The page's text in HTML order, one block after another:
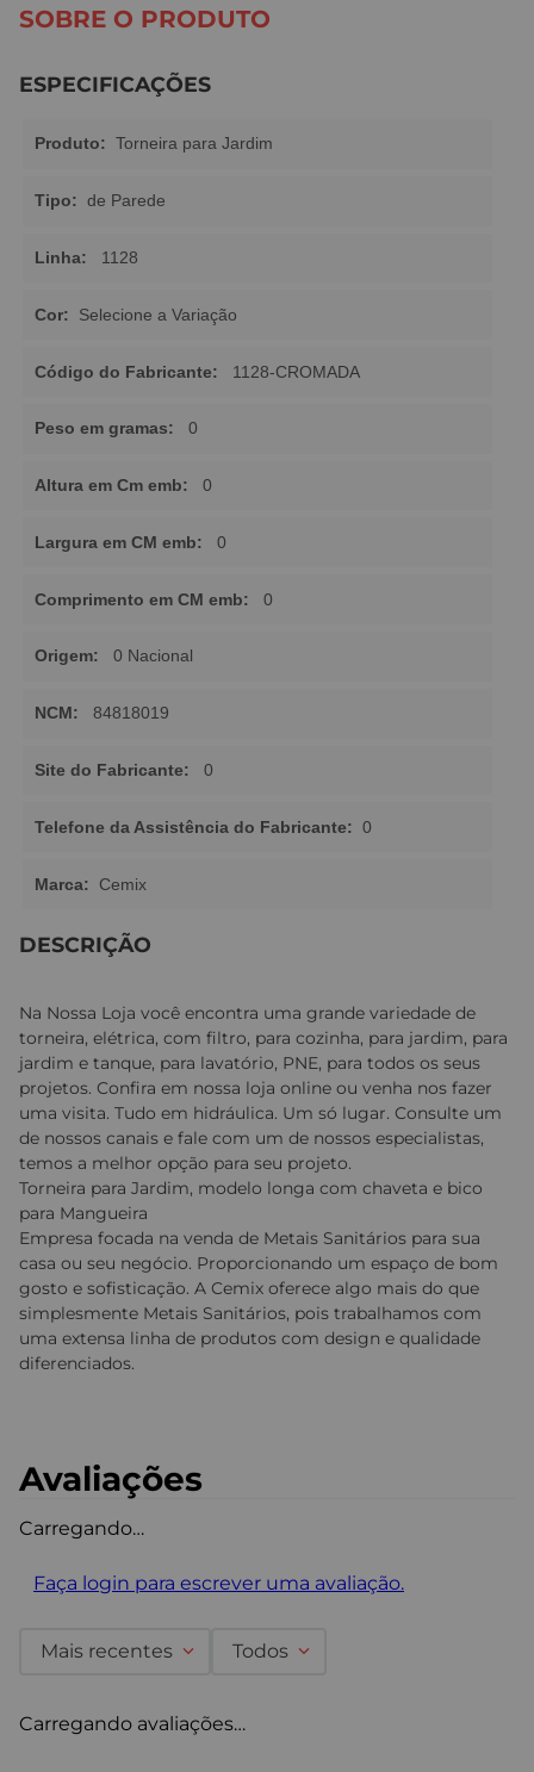
SOBRE O PRODUTO
ESPECIFICAÇÕES
Produto: Torneira para Jardim
Tipo: de Parede
Linha: 1128
Cor: Selecione a Variação
Código do Fabricante: 1128-CROMADA
Peso em gramas: 0
Altura em Cm emb: 0
Largura em CM emb: 0
Comprimento em CM emb: 0
Origem: 0 Nacional
NCM: 84818019
Site do Fabricante: 0
Telefone da Assistência do Fabricante: 0
Marca: Cemix
DESCRIÇÃO
Na Nossa Loja você encontra uma grande variedade de
torneira, elétrica, com filtro, para cozinha, para jardim, para
jardim e tanque, para lavatório, PNE, para todos os seus
projetos. Confira em nossa loja online ou venha nos fazer
uma visita. Tudo em hidráulica. Um só lugar. Consulte um
de nossos canais e fale com um de nossos especialistas,
temos a melhor opção para seu projeto.
Torneira para Jardim, modelo longa com chaveta e bico
para Mangueira
Empresa focada na venda de Metais Sanitários para sua
casa ou seu negócio. Proporcionando um espaço de bom
gosto e sofisticação. A Cemix oferece algo mais do que
simplesmente Metais Sanitários, pois trabalhamos com
uma extensa linha de produtos com design e qualidade
diferenciados.
Avaliações
Carregando…
Faça login para escrever uma avaliação.
Mais recentes Todos
Carregando avaliações…